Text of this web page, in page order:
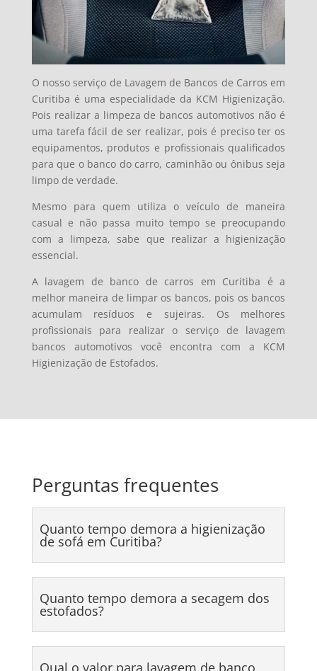
O nosso serviço de Lavagem de Bancos de Carros em
Curitiba é uma especialidade da KCM Higienização.
Pois realizar a limpeza de bancos automotivos não é
uma tarefa fácil de ser realizar, pois é preciso ter os
equipamentos, produtos e profissionais qualificados
para que o banco do carro, caminhão ou ônibus seja
limpo de verdade.
Mesmo para quem utiliza o veículo de maneira
casual e não passa muito tempo se preocupando
com a limpeza, sabe que realizar a higienização
essencial.
A lavagem de banco de carros em Curitiba é a
melhor maneira de limpar os bancos, pois os bancos
acumulam resíduos e sujeiras. Os melhores
profissionais para realizar o serviço de lavagem
bancos automotivos você encontra com a KCM
Higienização de Estofados.
Perguntas frequentes
Quanto tempo demora a higienização
de sofá em Curitiba?
Quanto tempo demora a secagem dos
estofados?
Qual o valor para lavagem de banco